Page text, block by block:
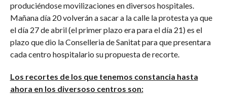
produciéndose movilizaciones en diversos hospitales.
Mañana día 20 volverán a sacar a la calle la protesta ya que
el día 27 de abril (el primer plazo era para el día 21) es el
plazo que dio la Conselleria de Sanitat para que presentara
cada centro hospitalario su propuesta de recorte.
Los recortes de los que tenemos constancia hasta
ahora en los diversoso centros son: